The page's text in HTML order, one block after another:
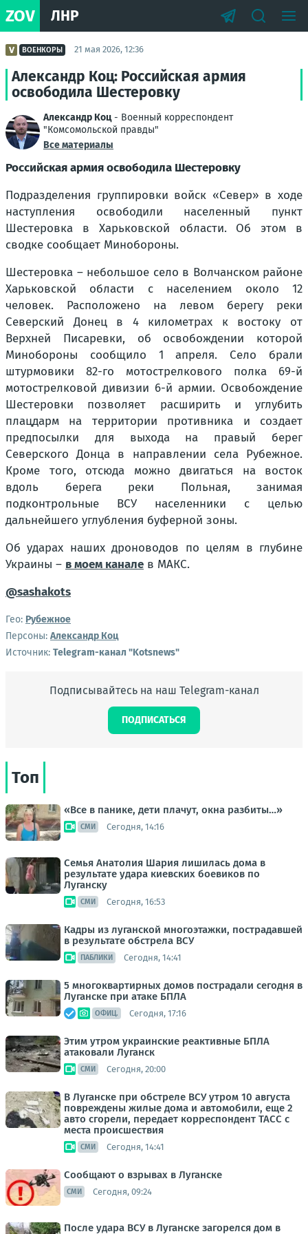
ZOV ЛНР
ВОЕНКОРЫ 21 мая 2026, 12:36
Александр Коц: Российская армия
освободила Шестеровку
Александр Коц- Военный корреспондент
"Комсомольской правды"
Все материалы
Российская армия освободила Шестеровку
Подразделения группировки войск «Север» в ходе
наступления освободили населенный пункт
Шестеровка в Харьковской области. Об этом в
сводке сообщает Минобороны.
Шестеровка – небольшое село в Волчанском районе
Харьковской области с населением около 12
человек. Расположено на левом берегу реки
Северский Донец в 4 километрах к востоку от
Верхней Писаревки, об освобождении которой
Минобороны сообщило 1 апреля. Село брали
штурмовики 82-го мотострелкового полка 69-й
мотострелковой дивизии 6-й армии. Освобождение
Шестеровки позволяет расширить и углубить
плацдарм на территории противника и создает
предпосылки для выхода на правый берег
Северского Донца в направлении села Рубежное.
Кроме того, отсюда можно двигаться на восток
вдоль берега реки Польная, занимая
подконтрольные ВСУ населенники с целью
дальнейшего углубления буферной зоны.
Об ударах наших дроноводов по целям в глубине
Украины – в моем канале в МАКС.
@sashakots
Гео: Рубежное
Персоны: Александр Коц
Источник: Telegram-канал "Kotsnews"
Подписывайтесь на наш Telegram-канал
ПОДПИСАТЬСЯ
Топ
«Все в панике, дети плачут, окна разбиты…»
СМИ Сегодня, 14:16
Семья Анатолия Шария лишилась дома в
результате удара киевских боевиков по
Луганску
СМИ Сегодня, 16:53
Кадры из луганской многоэтажки, пострадавшей
в результате обстрела ВСУ
ПАБЛИКИ Сегодня, 14:41
5 многоквартирных домов пострадали сегодня в
Луганске при атаке БПЛА
ОФИЦ. Сегодня, 17:16
Этим утром украинские реактивные БПЛА
атаковали Луганск
СМИ Сегодня, 20:00
В Луганске при обстреле ВСУ утром 10 августа
повреждены жилые дома и автомобили, еще 2
авто сгорели, передает корреспондент ТАСС с
места происшествия
СМИ Сегодня, 14:41
Сообщают о взрывах в Луганске
СМИ Сегодня, 09:24
После удара ВСУ в Луганске загорелся дом в